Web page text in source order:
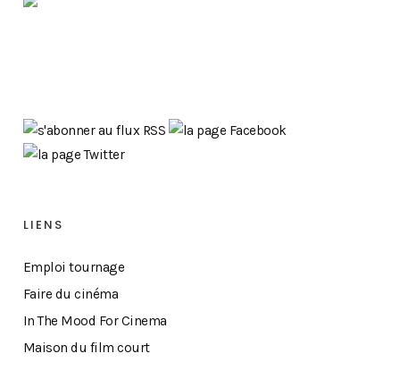
LIENS
Emploi tournage
Faire du cinéma
In The Mood For Cinema
Maison du film court